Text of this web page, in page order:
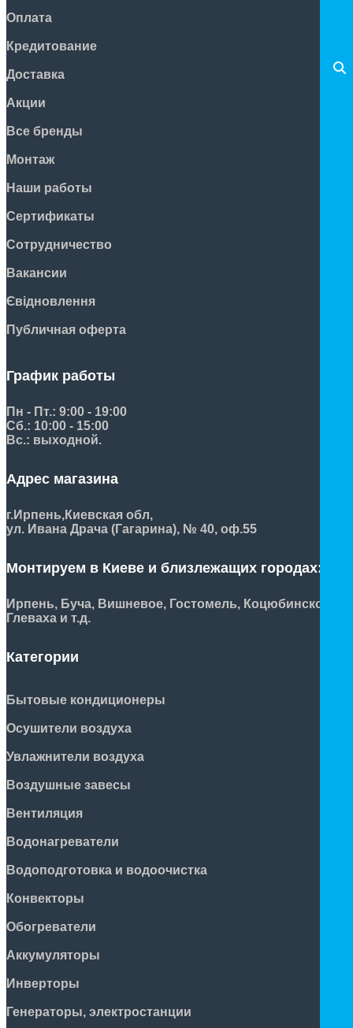
Оплата
Кредитование
Доставка
Акции
Все бренды
Монтаж
Наши работы
Сертификаты
Сотрудничество
Вакансии
Євідновлення
Публичная оферта
График работы
Пн - Пт.: 9:00 - 19:00
Сб.: 10:00 - 15:00
Вс.: выходной.
Адрес магазина
г.Ирпень,Киевская обл,
ул. Ивана Драча (Гагарина), № 40, оф.55
Монтируем в Киеве и близлежащих городах:
Ирпень, Буча, Вишневое, Гостомель, Коцюбинское,
Глеваха и т.д.
Категории
Бытовые кондиционеры
Осушители воздуха
Увлажнители воздуха
Воздушные завесы
Вентиляция
Водонагреватели
Водоподготовка и водоочистка
Конвекторы
Обогреватели
Аккумуляторы
Инверторы
Генераторы, электростанции